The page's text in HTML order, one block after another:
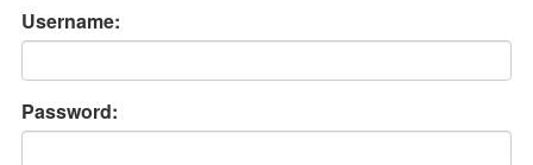
Username:
Password: